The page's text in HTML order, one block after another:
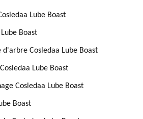
Lube Boast
Boast
Cosledaa Lube Boast
Lube Boast
Cosledaa Lube Boast
Boast